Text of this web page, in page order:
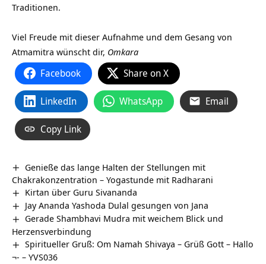
Traditionen.
Viel Freude mit dieser Aufnahme und dem Gesang von
Atmamitra wünscht dir, Omkara
Facebook Share on X
LinkedIn WhatsApp Email
Copy Link
Genieße das lange Halten der Stellungen mit
Chakrakonzentration – Yogastunde mit Radharani
Kirtan über Guru Sivananda
Jay Ananda Yashoda Dulal gesungen von Jana
Gerade Shambhavi Mudra mit weichem Blick und
Herzensverbindung
Spiritueller Gruß: Om Namah Shivaya – Grüß Gott – Hallo
¬- – YVS036